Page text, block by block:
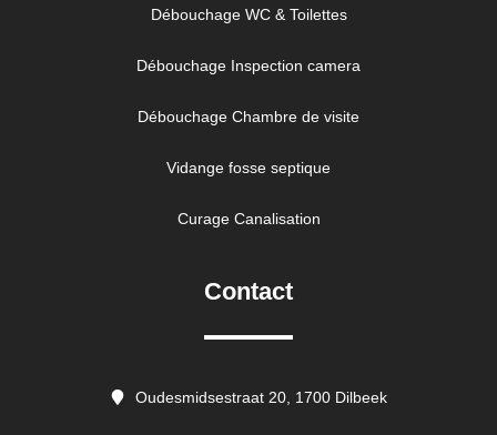
Débouchage WC & Toilettes
Débouchage Inspection camera
Débouchage Chambre de visite
Vidange fosse septique
Curage Canalisation
Contact
Oudesmidsestraat 20, 1700 Dilbeek